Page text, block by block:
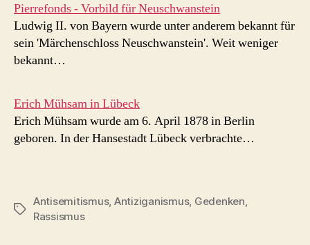
Pierrefonds - Vorbild für Neuschwanstein
Ludwig II. von Bayern wurde unter anderem bekannt für
sein 'Märchenschloss Neuschwanstein'. Weit weniger
bekannt…
Erich Mühsam in Lübeck
Erich Mühsam wurde am 6. April 1878 in Berlin
geboren. In der Hansestadt Lübeck verbrachte…
Schlagwörter
Antisemitismus, Antiziganismus, Gedenken,
Rassismus